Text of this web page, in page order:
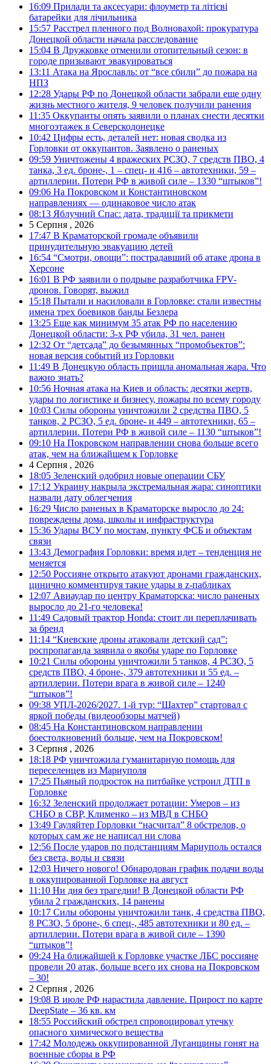
16:09 Прилади та аксесуари: флоуметр та літієві
батарейки для лічильника
15:57 Расстрел пленного под Волновахой: прокуратура
Донецкой области начала расследование
15:04 В Дружковке отменили отопительный сезон: в
городе призывают эвакуироваться
13:11 Атака на Ярославль: от “все сбили” до пожара на
НПЗ
12:28 Удары РФ по Донецкой области забрали еще одну
жизнь местного жителя, 9 человек получили ранения
11:35 Оккупанты опять заявили о планах снести десятки
многоэтажек в Северскодонецке
10:42 Цифры есть, деталей нет: новая сводка из
Горловки от оккупантов. Заявлено о раненых
09:59 Уничтожены 4 вражеских РСЗО, 7 средств ПВО, 4
танка, 3 ед. броне-, 1 – спец- и 416 – автотехники, 59 –
артиллерии. Потери РФ в живой силе – 1330 “штыков”!
09:06 На Покровском и Константиновском
направлениях — одинаковое число атак
08:13 Яблучний Спас: дата, традиції та прикмети
5 Серпня , 2026
17:47 В Краматорской громаде объявили
принудительную эвакуацию детей
16:54 “Смотри, овощи”: пострадавший об атаке дрона в
Херсоне
16:01 В РФ заявили о подрыве разработчика FPV-
дронов. Говорят, выжил
15:18 Пытали и насиловали в Горловке: стали известны
имена трех боевиков банды Безлера
13:25 Еще как минимум 35 атак РФ по населению
Донецкой области: 3-х РФ убила, 31 чел. ранен
12:32 От “детсада” до безымянных “промобъектов”:
новая версия событий из Горловки
11:49 В Донецкую область пришла аномальная жара. Что
важно знать?
10:56 Ночная атака на Киев и область: десятки жертв,
удары по логистике и бизнесу, пожары по всему городу
10:03 Силы обороны уничтожили 2 средства ПВО, 5
танков, 2 РСЗО, 5 ед. броне- и 449 – автотехники, 65 –
артиллерии. Потери РФ в живой силе – 1130 “штыков”!
09:10 На Покровском направлении снова больше всего
атак, чем на ближайшем к Горловке
4 Серпня , 2026
18:05 Зеленский одобрил новые операции СБУ
17:12 Украину накрыла экстремальная жара: синоптики
назвали дату облегчения
16:29 Число раненых в Краматорске выросло до 24:
повреждены дома, школы и инфраструктура
15:36 Удары ВСУ по мостам, пункту ФСБ и объектам
связи
13:43 Демография Горловки: время идет – тенденция не
меняется
12:50 Россияне открыто атакуют дронами гражданских,
цинично комментируя такие удары в z-пабликах
12:07 Авиаудар по центру Краматорска: число раненых
выросло до 21-го человека!
11:49 Садовый трактор Honda: стоит ли переплачивать
за бренд
11:14 “Киевские дроны атаковали детский сад”:
роспропаганда заявила о якобы ударе по Горловке
10:21 Силы обороны уничтожили 5 танков, 4 РСЗО, 5
средств ПВО, 4 броне-, 379 автотехники и 55 ед. –
артиллерии. Потери врага в живой силе – 1240
“штыков”!
09:38 УПЛ-2026/2027. 1-й тур: “Шахтер” стартовал с
яркой победы (видеообзоры матчей)
08:45 На Константиновском направлении
боестолкновений больше, чем на Покровском!
3 Серпня , 2026
18:18 РФ уничтожила гуманитарную помощь для
переселенцев из Мариуполя
17:25 Пьяный подросток на питбайке устроил ДТП в
Горловке
16:32 Зеленский продолжает ротации: Умеров – из
СНБО в СВР, Клименко – из МВД в СНБО
13:49 Гауляйтер Горловки “насчитал” 8 обстрелов, о
которых сам же не написал ни слова
12:56 После ударов по подстанциям Мариуполь остался
без света, воды и связи
12:03 Ничего нового! Обнародован график подачи воды
в оккупированной Горловке на август
11:10 Ни дня без трагедии! В Донецкой области РФ
убила 2 гражданских, 14 ранены
10:17 Силы обороны уничтожили танк, 4 средства ПВО,
8 РСЗО, 5 броне-, 6 спец-, 485 автотехники и 80 ед. –
артиллерии. Потери врага в живой силе – 1390
“штыков”!
09:24 На ближайшей к Горловке участке ЛБС россияне
провели 20 атак, больше всего их снова на Покровском
– 30!
2 Серпня , 2026
19:08 В июле РФ нарастила давление. Прирост по карте
DeepState – 36 кв. км
18:55 Российский обстрел спровоцировал утечку
опасного химического вещества
17:42 Молодежь оккупированной Луганщины гонят на
военные сборы в РФ